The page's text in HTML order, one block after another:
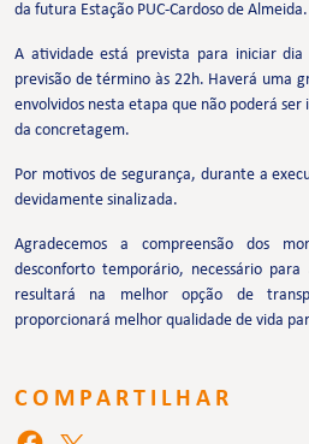
da futura Estação PUC-Cardoso de Almeida.
A atividade está prevista para iniciar
previsão de término às 22h. Haverá uma
envolvidos nesta etapa que não poderá
da concretagem.
Por motivos de segurança, durante a
devidamente sinalizada.
Agradecemos a compreensão dos
desconforto temporário, necessário
resultará na melhor opção de
proporcionará melhor qualidade de vida
COMPARTILHAR